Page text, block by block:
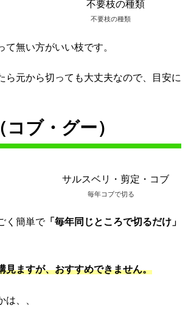
不要枝の種類
て無い方がいい枝です。
ら元から切っても大丈夫なので、目安に
コブ・グー）
毎年コブで切る
く簡単で「毎年同じところで切るだけ」
見ますが、おすすめできません。
は、、